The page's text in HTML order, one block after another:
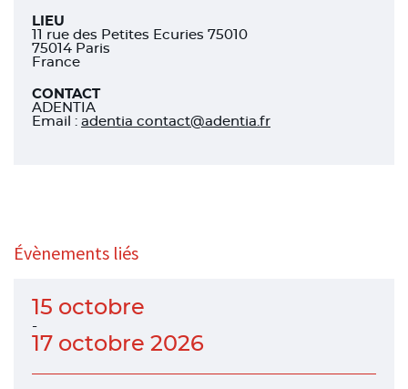
LIEU
11 rue des Petites Ecuries 75010
75014 Paris
France
CONTACT
ADENTIA
Email : adentia contact@adentia.fr
Évènements liés
15 octobre
-
17 octobre 2026